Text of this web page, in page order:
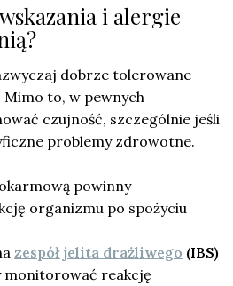
i alergie
dobrze tolerowane
Mimo to, w pewnych
czujność, szczególnie jeśli
problemy zdrowotne.
powinny
organizmu po spożyciu
zespół jelita drażliwego (IBS)
monitorować reakcję